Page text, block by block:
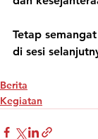
Tetap
di sesi
Berita
Kegiatan